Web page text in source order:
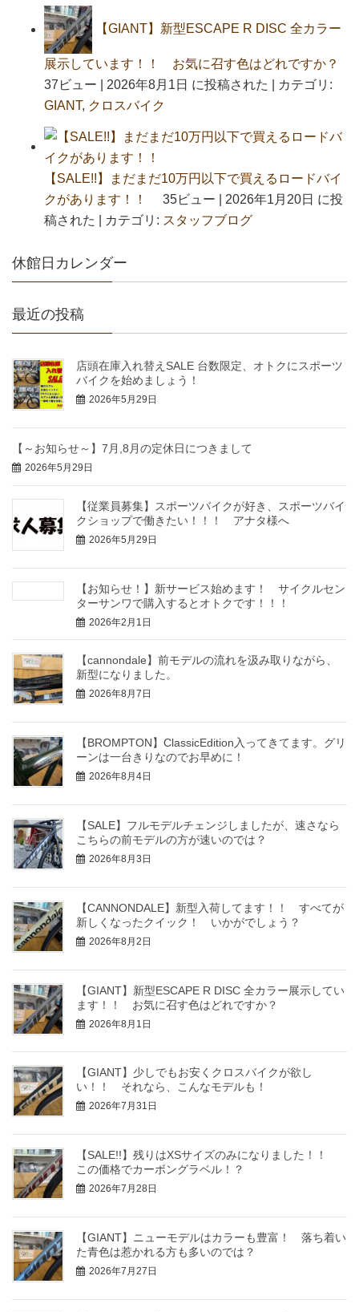
【GIANT】新型ESCAPE R DISC 全カラー
展示しています！！ お気に召す色はどれですか？
37ビュー
2026年8月1日 に投稿された
カテゴリ:
GIANT, クロスバイク
【SALE!!】まだまだ10万円以下で買えるロードバイ
クがあります！！
35ビュー
2026年1月20日 に投
稿された
カテゴリ: スタッフブログ
休館日カレンダー
最近の投稿
店頭在庫入れ替えSALE 台数限定、オトクにスポーツ
バイクを始めましょう！
2026年5月29日
【～お知らせ～】7月,8月の定休日につきまして
2026年5月29日
【従業員募集】スポーツバイクが好き、スポーツバイ
クショップで働きたい！！！ アナタ様へ
2026年5月29日
【お知らせ！】新サービス始めます！ サイクルセン
ターサンワで購入するとオトクです！！！
2026年2月1日
【cannondale】前モデルの流れを汲み取りながら、
新型になりました。
2026年8月7日
【BROMPTON】ClassicEdition入ってきてます。グリ
ーンは一台きりなのでお早めに！
2026年8月4日
【SALE】フルモデルチェンジしましたが、速さなら
こちらの前モデルの方が速いのでは？
2026年8月3日
【CANNONDALE】新型入荷してます！！ すべてが
新しくなったクイック！ いかがでしょう？
2026年8月2日
【GIANT】新型ESCAPE R DISC 全カラー展示してい
ます！！ お気に召す色はどれですか？
2026年8月1日
【GIANT】少しでもお安くクロスバイクが欲し
い！！ それなら、こんなモデルも！
2026年7月31日
【SALE!!】残りはXSサイズのみになりました！！
この価格でカーボングラベル！？
2026年7月28日
【GIANT】ニューモデルはカラーも豊富！ 落ち着い
た青色は惹かれる方も多いのでは？
2026年7月27日